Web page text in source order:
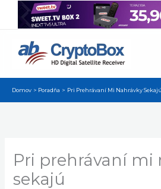
Preskočiť
Domov Poradňa Pri Prehrávaní Mi Nahrávky Sekajú
Pri prehrávaní mi
sekajú